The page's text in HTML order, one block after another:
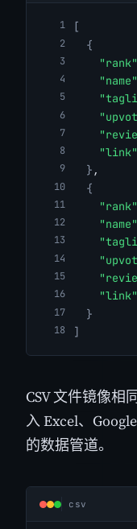
[
{
"rank"
"name"
"link"
} ,
{
"rank"
"name"
"link"
}
]
CSV 文件镜像相
入 Excel、
的数据管道。
csv